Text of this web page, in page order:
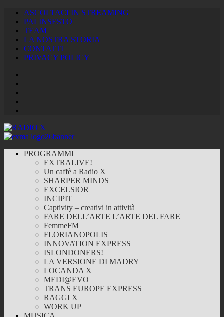
ASCOLTACI IN STREAMING
PALINSESTO
TEAM
LA NOSTRA STORIA
CONTATTI
PRIVACY POLICY
PROGRAMMI
EXTRALIVE!
Un caffè a Radio X
SHARPER MINDS
EXCELSIOR
INCIPIT
Captivity – creativi in attività
FARE DELL’ARTE L’ARTE DEL FARE
FemmeFM
FLORIANOPOLIS
INNOVATION EXPRESS
ISLONDONERS!
LA VERSIONE DI MADRY
LOCANDA X
MEDI@EVO
TRANS EUROPE EXPRESS
RAGGI X
WORK UP